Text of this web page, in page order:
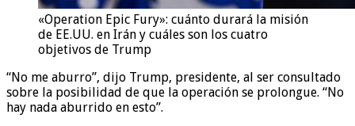
«Operation Epic Fury»: cuánto durará la misión
de EE.UU. en Irán y cuáles son los cuatro
objetivos de Trump
“No me aburro”, dijo Trump, presidente, al ser consultado
sobre la posibilidad de que la operación se prolongue. “No
hay nada aburrido en esto”.